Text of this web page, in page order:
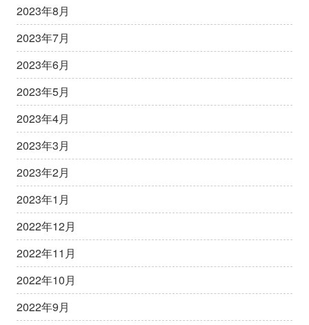
2023年8月
2023年7月
2023年6月
2023年5月
2023年4月
2023年3月
2023年2月
2023年1月
2022年12月
2022年11月
2022年10月
2022年9月